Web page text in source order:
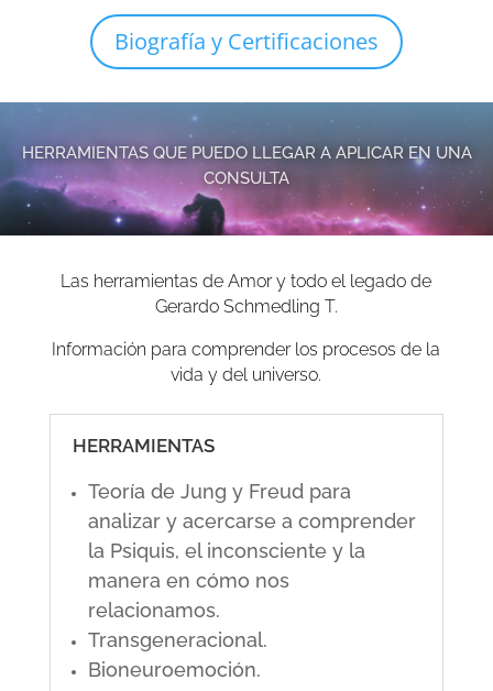
Biografía y Certificaciones
HERRAMIENTAS QUE PUEDO LLEGAR A APLICAR EN UNA
CONSULTA
Las herramientas de Amor y todo el legado de
Gerardo Schmedling T.
Información para comprender los procesos de la
vida y del universo.
HERRAMIENTAS
Teoría de Jung y Freud para
analizar y acercarse a comprender
la Psiquis, el inconsciente y la
manera en cómo nos
relacionamos.
Transgeneracional.
Bioneuroemoción.